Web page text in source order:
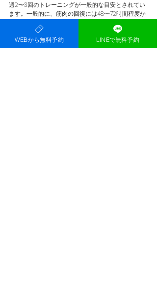
週2〜3回のトレーニングが一般的な目安とされてい
ます。一般的に、筋肉の回復には48〜72時間程度か
ングするよりも、適度な間隔を空けて継続するほう
が良い結果につながりやすいです。
WEBから無料予約 LINEで無料予約